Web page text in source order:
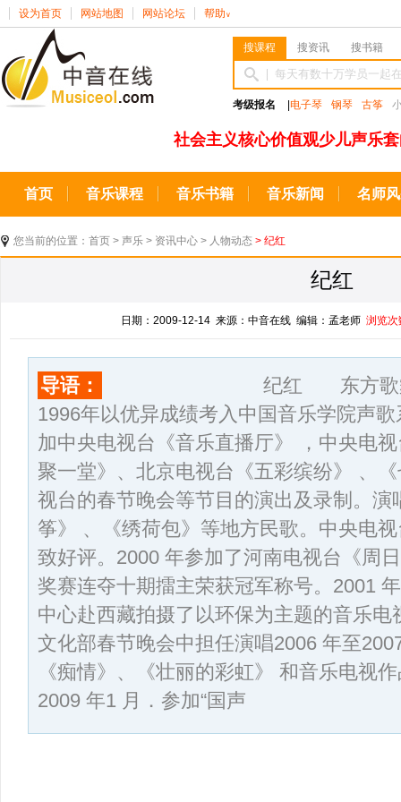
设为首页 网站地图 网站论坛 帮助 ∨
搜课程 搜资讯 搜书籍
考级报名 电子琴 钢琴 古筝
社会主义核心价值观少儿声乐
首页 音乐课程 音乐书籍 音乐新闻 名师
您当前的位置： 首页 > 声乐 > 资讯中心 > 人物动态 > 纪红
纪红
日期：2009-12-14 来源：中音在线 编辑：孟老师 浏览次
导语：
纪红 东方歌舞团女
1996年以优异成绩考入中国音乐学院声
加中央电视台《音乐直播厅》 ，中央电
聚一堂》、北京电视台《五彩缤纷》 、
视台的春节晚会等节目的演出及录制。
筝》 、《绣荷包》等地方民歌。中央电
致好评。2000 年参加了河南电视台《周
奖赛连夺十期擂主荣获冠军称号。2001
中心赴西藏拍摄了以环保为主题的音乐
文化部春节晚会中担任演唱2006 年至
《痴情》、《壮丽的彩虹》 和音乐电视
2009 年1 月．参加“国声